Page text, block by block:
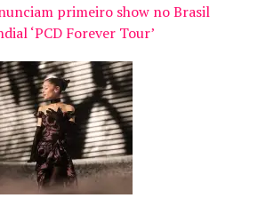
primeiro show no Brasil
‘PCD Forever Tour’